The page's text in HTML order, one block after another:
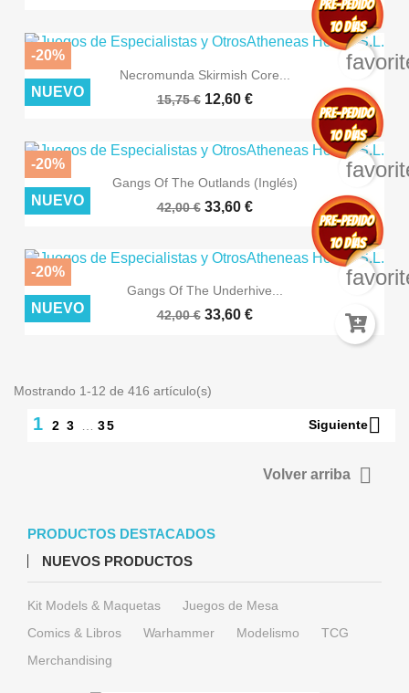
Necromunda Skirmish Core...
15,75 € 12,60 €
-20%
NUEVO
Gangs Of The Outlands (Inglés)
42,00 € 33,60 €
-20%
NUEVO
Gangs Of The Underhive...
42,00 € 33,60 €
-20%
NUEVO
Mostrando 1-12 de 416 artículo(s)
1 2 3 35 Siguiente
Volver arriba 
PRODUCTOS DESTACADOS
NUEVOS PRODUCTOS
Kit Models & Maquetas
Juegos de Mesa
Comics & Libros
Warhammer Modelismo
TCG
Merchandising